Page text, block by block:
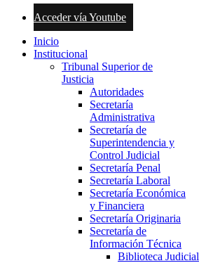
Acceder vía Youtube
Inicio
Institucional
Tribunal Superior de
Justicia
Autoridades
Secretaría
Administrativa
Secretaría de
Superintendencia y
Control Judicial
Secretaría Penal
Secretaría Laboral
Secretaría Económica
y Financiera
Secretaría Originaria
Secretaría de
Información Técnica
Biblioteca Judicial